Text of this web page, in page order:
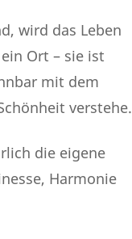
wird das Leben
Ort – sie ist
mit dem
verstehe.
die eigene
Harmonie